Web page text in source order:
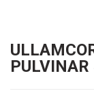
PULVINAR